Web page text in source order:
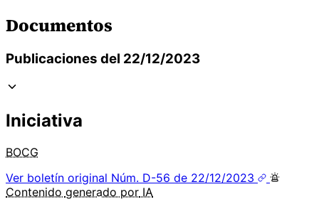
Documentos
Publicaciones del 22/12/2023
Iniciativa
BOCG
Ver boletín original Núm. D-56 de 22/12/2023
Contenido generado por IA